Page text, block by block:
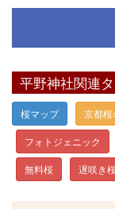
平野神社関連
桜マップ 京都
フォトジェニック
無料桜 遅咲き